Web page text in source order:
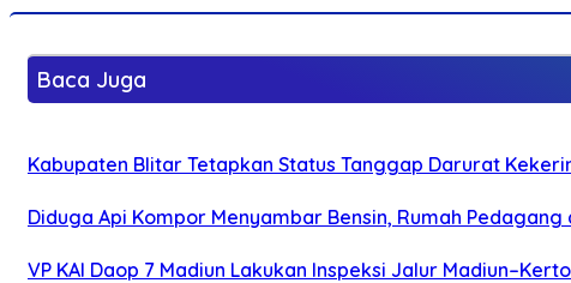
Baca Juga
Kabupaten Blitar Tetapkan Status Tanggap Darurat
Diduga Api Kompor Menyambar Bensin, Rumah
VP KAI Daop 7 Madiun Lakukan Inspeksi Jalur